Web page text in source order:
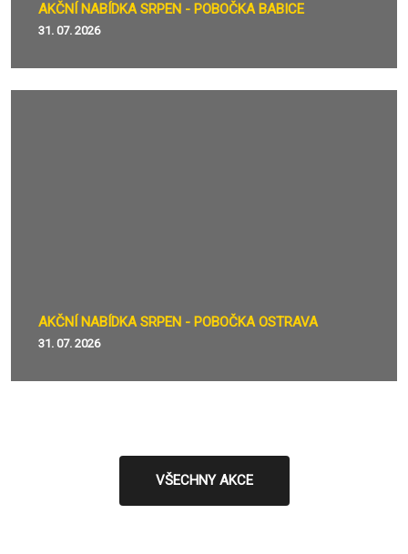
AKČNÍ NABÍDKA SRPEN - POBOČKA BABICE
31. 07. 2026
AKČNÍ NABÍDKA SRPEN - POBOČKA OSTRAVA
31. 07. 2026
VŠECHNY AKCE